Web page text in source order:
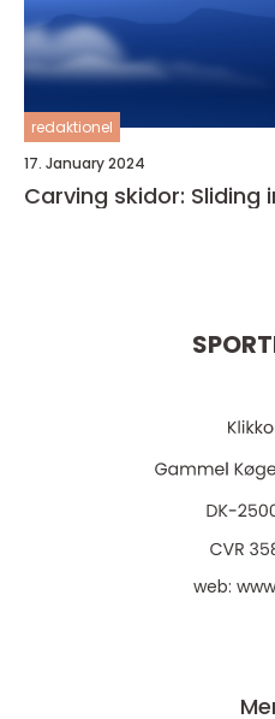
redaktionel
17. January 2024
Carving skidor: Sliding
web: